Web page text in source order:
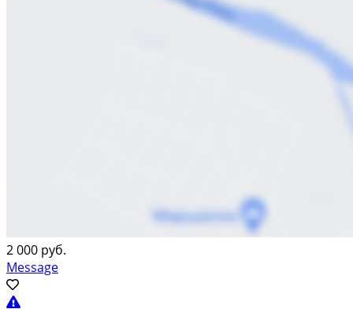
2 000 руб.
Message